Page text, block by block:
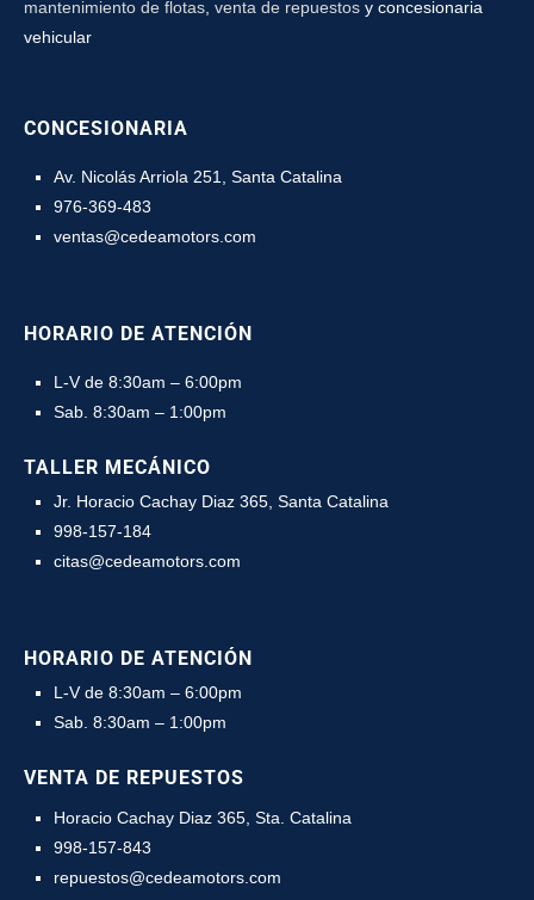
mantenimiento de flotas venta de repuestos y concesionaria
vehicular
CONCESIONARIA
Av. Nicolás Arriola 251, Santa Catalina
976-369-483
ventas@cedeamotors.com
HORARIO DE ATENCIÓN
L-V de 8:30am – 6:00pm
Sab. 8:30am – 1:00pm
TALLER MECÁNICO
Jr. Horacio Cachay Diaz 365, Santa Catalina
998-157-184
citas@cedeamotors.com
HORARIO DE ATENCIÓN
L-V de 8:30am – 6:00pm
Sab. 8:30am – 1:00pm
VENTA DE REPUESTOS
Horacio Cachay Diaz 365, Sta. Catalina
998-157-843
repuestos@cedeamotors.com